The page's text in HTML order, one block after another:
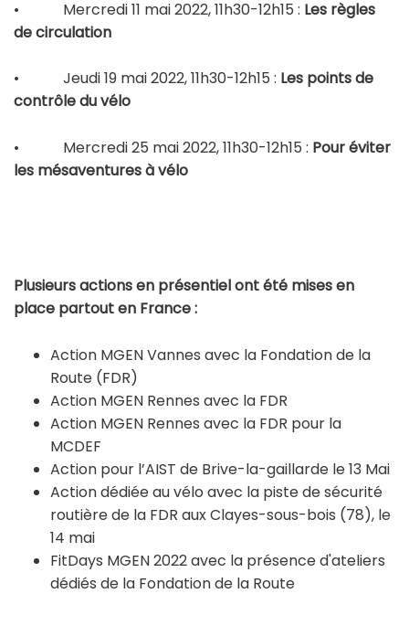
• Mercredi 11 mai 2022, 11h30-12h15 : Les règles
de circulation
• Jeudi 19 mai 2022, 11h30-12h15 : Les points de
contrôle du vélo
• Mercredi 25 mai 2022, 11h30-12h15 : Pour éviter
les mésaventures à vélo
Plusieurs actions en présentiel ont été mises en
place partout en France :
Action MGEN Vannes avec la Fondation de la
Route (FDR)
Action MGEN Rennes avec la FDR
Action MGEN Rennes avec la FDR pour la
MCDEF
Action pour l’AIST de Brive-la-gaillarde le 13 Mai
Action dédiée au vélo avec la piste de sécurité
routière de la FDR aux Clayes-sous-bois (78), le
14 mai
FitDays MGEN 2022 avec la présence d'ateliers
dédiés de la Fondation de la Route